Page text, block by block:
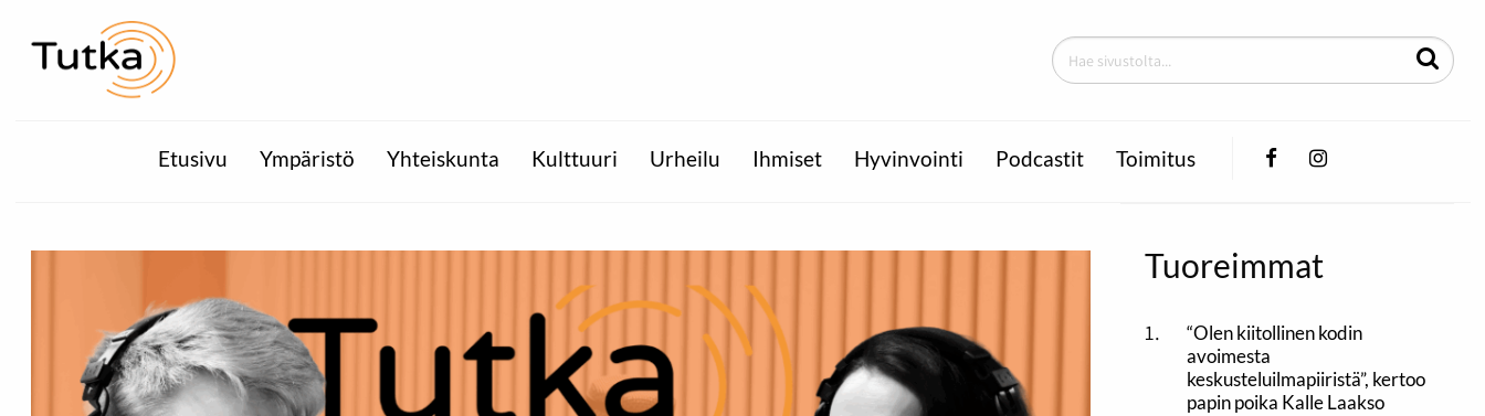
Etusivu Ympäristö Yhteiskunta Kulttuuri Urheilu Ihmiset Hyvinvointi Podcastit Toimitus FacebookInstagram
Tuoreimmat
“Olen kiitollinen kodin
avoimesta
keskusteluilmapiiristä”, kertoo
papin poika Kalle Laakso